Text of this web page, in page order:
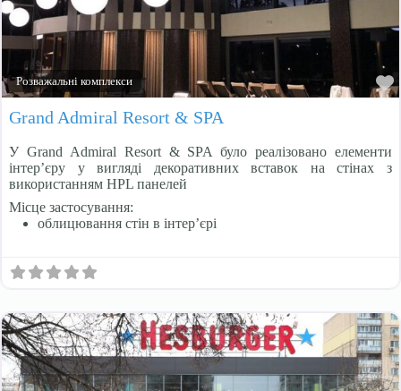
Розважальні комплекси
Grand Admiral Resort & SPA
У Grand Admiral Resort & SPA було реалізовано елементи
інтер’єру у вигляді декоративних вставок на стінах з
використанням HPL панелей
Місце застосування:
облицювання стін в інтер’єрі